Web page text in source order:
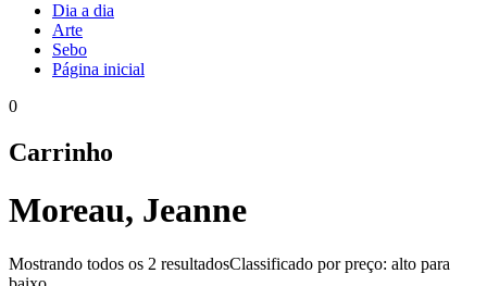
Dia a dia
Arte
Sebo
Página inicial
0
Carrinho
Moreau, Jeanne
Mostrando todos os 2 resultadosClassificado por preço: alto para